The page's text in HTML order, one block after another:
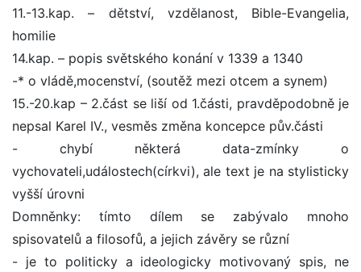
11.-13.kap. – dětství, vzdělanost, Bible-Evangelia,
homilie
14.kap. – popis světského konání v 1339 a 1340
-* o vládě,mocenství, (soutěž mezi otcem a synem)
15.-20.kap – 2.část se liší od 1.části, pravděpodobně je
nepsal Karel IV., vesměs změna koncepce pův.části
- chybí některá data-zmínky o
vychovateli,událostech(církvi), ale text je na stylisticky
vyšší úrovni
Domněnky: tímto dílem se zabývalo mnoho
spisovatelů a filosofů, a jejich závěry se různí
- je to politicky a ideologicky motivovaný spis, ne